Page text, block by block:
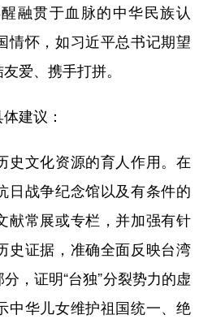
融贯于血脉的中华民族认
情怀，如习近平总书记期望
爱、携手打拼。
建议：
文化资源的育人作用。在
日战争纪念馆以及有条件的
献常展或专栏，并加强有针
史证据，准确全面反映台湾
，证明“台独”分裂势力的虚
中华儿女维护祖国统一、绝